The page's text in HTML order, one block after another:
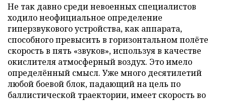
Не так давно среди невоенных специалистов
ходило неофициальное определение
гиперзвукового устройства, как аппарата,
способного превысить в горизонтальном полёте
скорость в пять «звуков», используя в качестве
окислителя атмосферный воздух. Это имело
определённый смысл. Уже много десятилетий
любой боевой блок, падающий на цель по
баллистической траектории, имеет скорость во